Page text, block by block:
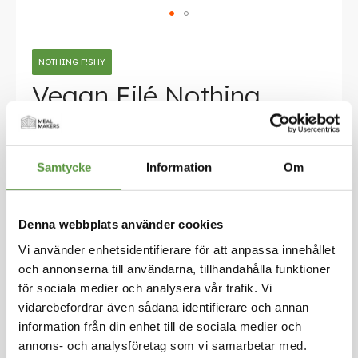
Samtycke Information Om
Denna webbplats använder cookies
Vi använder enhetsidentifierare för att anpassa innehållet
och annonserna till användarna, tillhandahålla funktioner
för sociala medier och analysera vår trafik. Vi
vidarebefordrar även sådana identifierare och annan
information från din enhet till de sociala medier och
annons- och analysföretag som vi samarbetar med.
Vegan Filé Nothing
Fishy 60g 3kg
En krispig ströbrödpanerad filé. Ljusbrun i färg
med en chunky ströbrödpanering. En väl avväg
först en trevlig doft av fisk, och sedan känslan
av att äta en mjuk vit fisk panerad produkt. F!
SH-konsistensen ger lätt motståndskraft mot tu
ggan, och brödsmulorna är mycket krispiga. Vis
uellt ser innehållet i filén detsamma som vad ni
kan förvänta er av en vit fiskprodukt, med små
och mediumstora flingor av F!SH. Det är möjligt
att separera flingorna som man kan med en rik
NOTHING F!SHY
till
början
av
bildgalleriet